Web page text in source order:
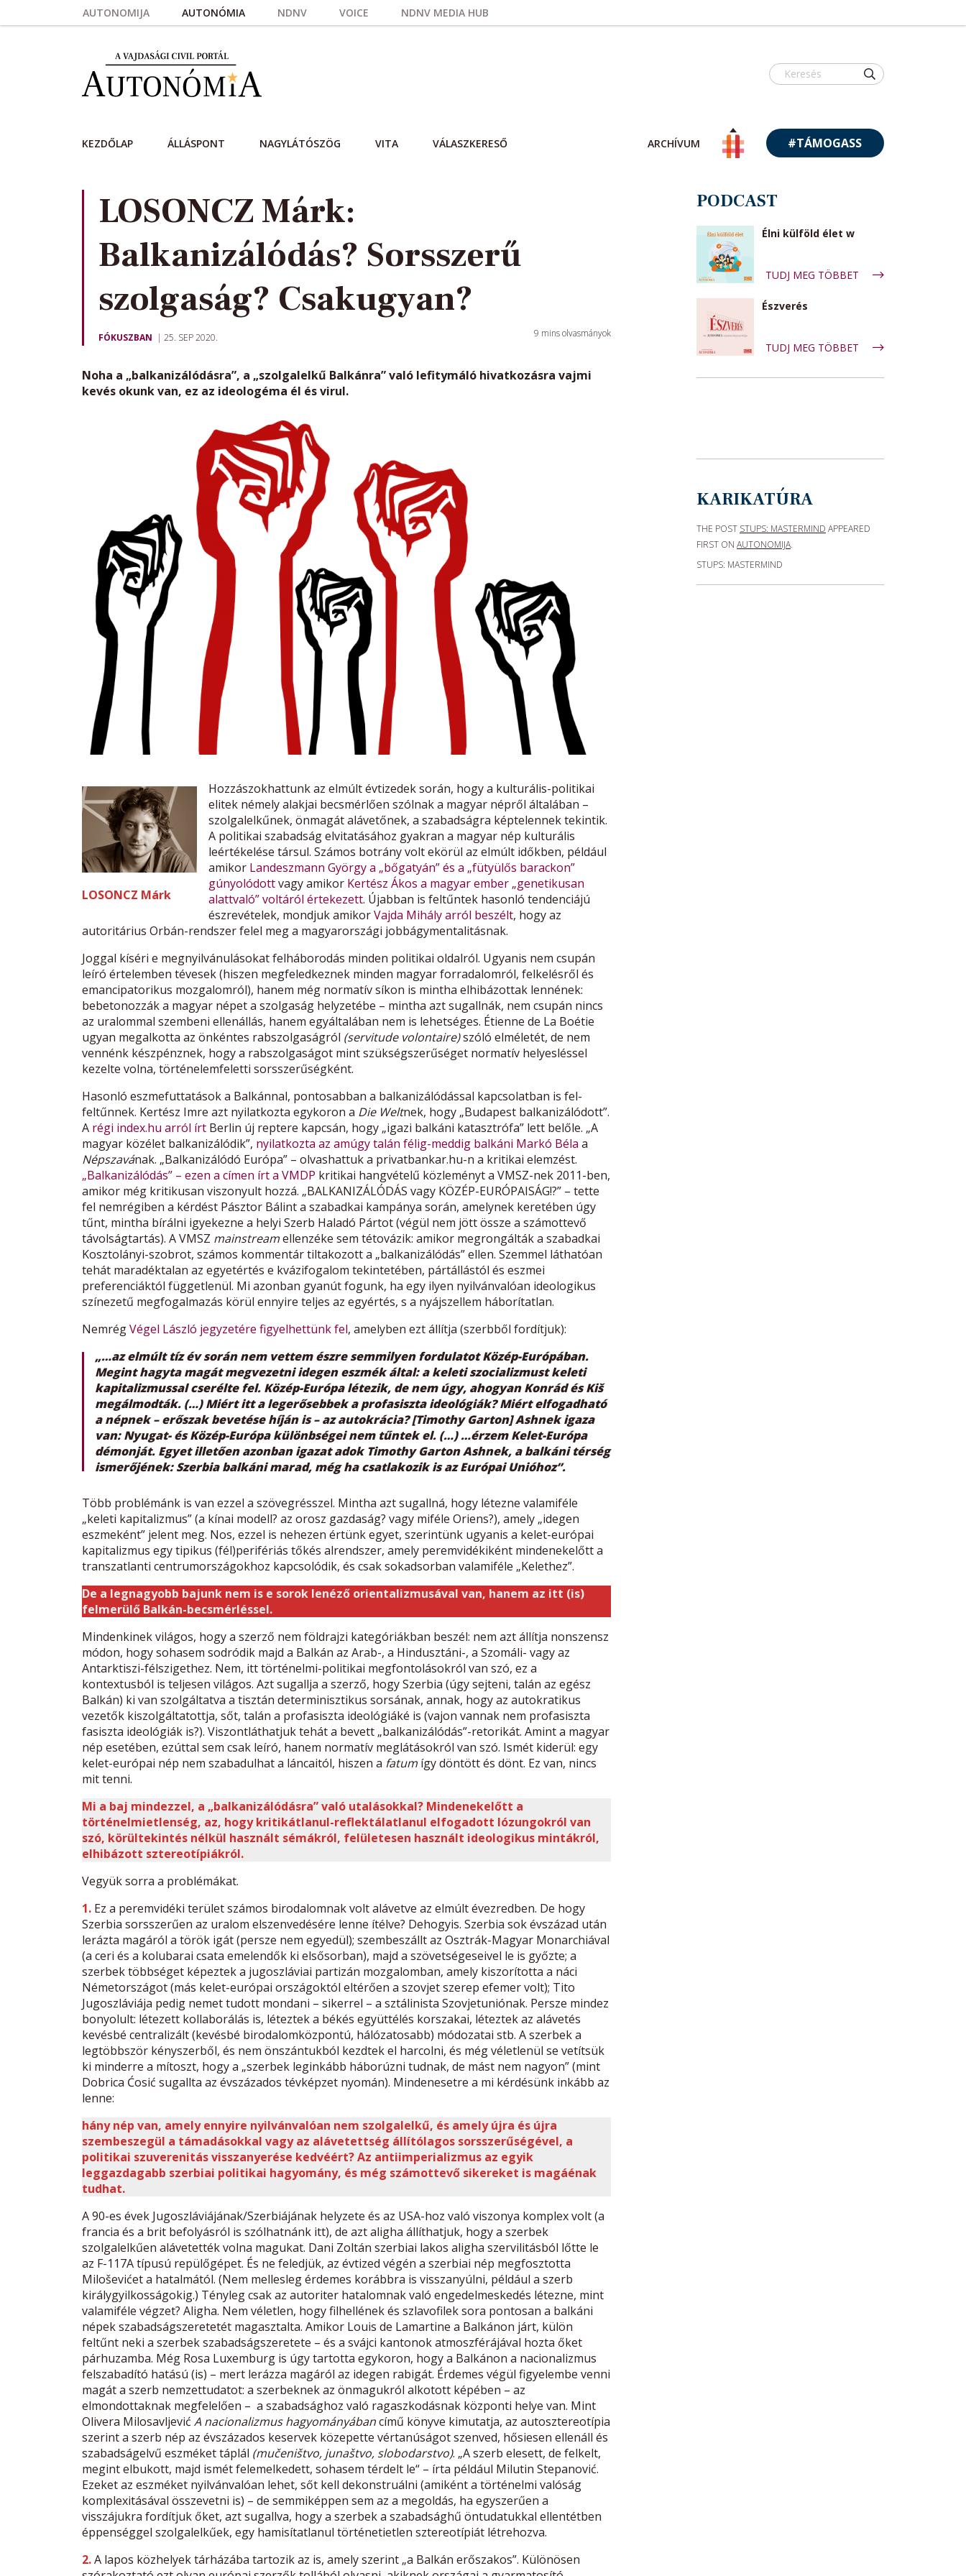
Skip to main contentAUTONOMIJA AUTONÓMIA NDNV VOICE NDNV MEDIA HUB
KEZDŐLAP ÁLLÁSPONT NAGYLÁTÓSZÖG VITA VÁLASZKERESŐ ARCHÍVUM #TÁMOGASS
LOSONCZ Márk:
Balkanizálódás? Sorsszerű
szolgaság? Csakugyan?
FÓKUSZBAN 25. SEP 2020. 9 mins olvasmányok
Noha a „balkanizálódásra”, a „szolgalelkű Balkánra” való lefitymáló hivatkozásra vajmi
kevés okunk van, ez az ideologéma él és virul.
LOSONCZ Márk
Hozzászokhattunk az elmúlt évtizedek során, hogy a kulturális-politikai
elitek némely alakjai becsmérlően szólnak a magyar népről általában –
szolgalelkűnek, önmagát alávetőnek, a szabadságra képtelennek tekintik.
A politikai szabadság elvitatásához gyakran a magyar nép kulturális
leértékelése társul. Számos botrány volt ekörül az elmúlt időkben, például
amikor Landeszmann György a „bőgatyán” és a „fütyülős barackon”
gúnyolódottvagy amikor Kertész Ákos a magyar ember „genetikusan
alattvaló” voltáról értekezett. Újabban is feltűntek hasonló tendenciájú
észrevételek, mondjuk amikorVajda Mihály arról beszélt, hogy az
autoritárius Orbán-rendszer felel meg a magyarországi jobbágymentalitásnak.
Joggal kíséri e megnyilvánulásokat felháborodás minden politikai oldalról. Ugyanis nem csupán
leíró értelemben tévesek (hiszen megfeledkeznek minden magyar forradalomról, felkelésről és
emancipatorikus mozgalomról), hanem még normatív síkon is mintha elhibázottak lennének:
bebetonozzák a magyar népet a szolgaság helyzetébe – mintha azt sugallnák, nem csupán nincs
az uralommal szembeni ellenállás, hanem egyáltalában nem is lehetséges. Étienne de La Boétie
ugyan megalkotta az önkéntes rabszolgaságról (servitude volontaire)szóló elméletét, de nem
vennénk készpénznek, hogy a rabszolgaságot mint szükségszerűséget normatív helyesléssel
kezelte volna, történelemfeletti sorsszerűségként.
Hasonló eszmefuttatások a Balkánnal, pontosabban a balkanizálódással kapcsolatban is fel-
feltűnnek. Kertész Imre azt nyilatkozta egykoron a Die Weltnek, hogy „Budapest balkanizálódott”.
A régi index.hu arról írt Berlin új reptere kapcsán, hogy „igazi balkáni katasztrófa” lett belőle. „A
magyar közélet balkanizálódik”, nyilatkozta az amúgy talán félig-meddig balkáni Markó Béla a
Népszavának. „Balkanizálódó Európa” – olvashattuk a privatbankar.hu-n a kritikai elemzést.
„Balkanizálódás” – ezen a címen írt a VMDP kritikai hangvételű közleményt a VMSZ-nek 2011-ben,
amikor még kritikusan viszonyult hozzá. „BALKANIZÁLÓDÁS vagy KÖZÉP-EURÓPAISÁG!?” – tette
fel nemrégiben a kérdést Pásztor Bálint a szabadkai kampánya során, amelynek keretében úgy
tűnt, mintha bírálni igyekezne a helyi Szerb Haladó Pártot (végül nem jött össze a számottevő
távolságtartás). A VMSZ mainstreamellenzéke sem tétovázik: amikor megrongálták a szabadkai
Kosztolányi-szobrot, számos kommentár tiltakozott a „balkanizálódás” ellen. Szemmel láthatóan
tehát maradéktalan az egyetértés e kvázifogalom tekintetében, pártállástól és eszmei
preferenciáktól függetlenül. Mi azonban gyanút fogunk, ha egy ilyen nyilvánvalóan ideologikus
színezetű megfogalmazás körül ennyire teljes az egyértés, s a nyájszellem háborítatlan.
NemrégVégel László jegyzetére figyelhettünk fel, amelyben ezt állítja (szerbből fordítjuk):
„…az elmúlt tíz év során nem vettem észre semmilyen fordulatot Közép-Európában.
Megint hagyta magát megvezetni idegen eszmék által: a keleti szocializmust keleti
kapitalizmussal cserélte fel. Közép-Európa létezik, de nem úgy, ahogyan Konrád és Kiš
megálmodták. (…) Miért itt a legerősebbek a profasiszta ideológiák? Miért elfogadható
a népnek – erőszak bevetése híján is – az autokrácia? [Timothy Garton] Ashnek igaza
van: Nyugat- és Közép-Európa különbségei nem tűntek el. (…) …érzem Kelet-Európa
démonját. Egyet illetően azonban igazat adok Timothy Garton Ashnek, a balkáni térség
ismerőjének: Szerbia balkáni marad, még ha csatlakozik is az Európai Unióhoz”.
Több problémánk is van ezzel a szövegrésszel. Mintha azt sugallná, hogy létezne valamiféle
„keleti kapitalizmus” (a kínai modell? az orosz gazdaság? vagy miféle Oriens?), amely „idegen
eszmeként” jelent meg. Nos, ezzel is nehezen értünk egyet, szerintünk ugyanis a kelet-európai
kapitalizmus egy tipikus (fél)perifériás tőkés alrendszer, amely peremvidékiként mindenekelőtt a
transzatlanti centrumországokhoz kapcsolódik, és csak sokadsorban valamiféle „Kelethez”.
De a legnagyobb bajunk nem is e sorok lenéző orientalizmusával van, hanem az itt (is)
felmerülő Balkán-becsmérléssel.
Mindenkinek világos, hogy a szerző nem földrajzi kategóriákban beszél: nem azt állítja nonszensz
módon, hogy sohasem sodródik majd a Balkán az Arab-, a Hindusztáni-, a Szomáli- vagy az
Antarktiszi-félszigethez. Nem, itt történelmi-politikai megfontolásokról van szó, ez a
kontextusból is teljesen világos. Azt sugallja a szerző, hogy Szerbia (úgy sejteni, talán az egész
Balkán) ki van szolgáltatva a tisztán determinisztikus sorsának, annak, hogy az autokratikus
vezetők kiszolgáltatottja, sőt, talán a profasiszta ideológiáké is (vajon vannak nem profasiszta
fasiszta ideológiák is?). Viszontláthatjuk tehát a bevett „balkanizálódás”-retorikát. Amint a magyar
nép esetében, ezúttal sem csak leíró, hanem normatív meglátásokról van szó. Ismét kiderül: egy
kelet-európai nép nem szabadulhat a láncaitól, hiszen a fatum így döntött és dönt. Ez van, nincs
mit tenni.
Mi a baj mindezzel, a „balkanizálódásra” való utalásokkal? Mindenekelőtt a
történelmietlenség, az, hogy kritikátlanul-reflektálatlanul elfogadott lózungokról van
szó, körültekintés nélkül használt sémákról, felületesen használt ideologikus mintákról,
elhibázott sztereotípiákról.
Vegyük sorra a problémákat.
1. Ez a peremvidéki terület számos birodalomnak volt alávetve az elmúlt évezredben. De hogy
Szerbia sorsszerűen az uralom elszenvedésére lenne ítélve? Dehogyis. Szerbia sok évszázad után
lerázta magáról a török igát (persze nem egyedül); szembeszállt az Osztrák-Magyar Monarchiával
(a ceri és a kolubarai csata emelendők ki elsősorban), majd a szövetségeseivel le is győzte; a
szerbek többséget képeztek a jugoszláviai partizán mozgalomban, amely kiszorította a náci
Németországot (más kelet-európai országoktól eltérően a szovjet szerep efemer volt); Tito
Jugoszláviája pedig nemet tudott mondani – sikerrel – a sztálinista Szovjetuniónak. Persze mindez
bonyolult: létezett kollaborálás is, léteztek a békés együttélés korszakai, léteztek az alávetés
kevésbé centralizált (kevésbé birodalomközpontú, hálózatosabb) módozatai stb. A szerbek a
legtöbbször kényszerből, és nem önszántukból kezdtek el harcolni, és még véletlenül se vetítsük
ki minderre a mítoszt, hogy a „szerbek leginkább háborúzni tudnak, de mást nem nagyon” (mint
Dobrica Ćosić sugallta az évszázados tévképzet nyomán). Mindenesetre a mi kérdésünk inkább az
lenne:
hány nép van, amely ennyire nyilvánvalóan nem szolgalelkű, és amely újra és újra
szembeszegül a támadásokkal vagy az alávetettség állítólagos sorsszerűségével, a
politikai szuverenitás visszanyerése kedvéért? Az antiimperializmus az egyik
leggazdagabb szerbiai politikai hagyomány, és még számottevő sikereket is magáénak
tudhat.
A 90-es évek Jugoszláviájának/Szerbiájának helyzete és az USA-hoz való viszonya komplex volt (a
francia és a brit befolyásról is szólhatnánk itt), de azt aligha állíthatjuk, hogy a szerbek
szolgalelkűen alávetették volna magukat. Dani Zoltán szerbiai lakos aligha szervilitásból lőtte le
az F-117A típusú repülőgépet. És ne feledjük, az évtized végén a szerbiai nép megfosztotta
Miloševićet a hatalmától. (Nem mellesleg érdemes korábbra is visszanyúlni, például a szerb
királygyilkosságokig.) Tényleg csak az autoriter hatalomnak való engedelmeskedés létezne, mint
valamiféle végzet? Aligha. Nem véletlen, hogy filhellének és szlavofilek sora pontosan a balkáni
népek szabadságszeretetét magasztalta. Amikor Louis de Lamartine a Balkánon járt, külön
feltűnt neki a szerbek szabadságszeretete – és a svájci kantonok atmoszférájával hozta őket
párhuzamba. Még Rosa Luxemburg is úgy tartotta egykoron, hogy a Balkánon a nacionalizmus
felszabadító hatású (is) – mert lerázza magáról az idegen rabigát. Érdemes végül figyelembe venni
magát a szerb nemzettudatot: a szerbeknek az önmagukról alkotott képében – az
elmondottaknak megfelelően – a szabadsághoz való ragaszkodásnak központi helye van. Mint
Olivera Milosavljević A nacionalizmus hagyományábancímű könyve kimutatja, az autosztereotípia
szerint a szerb nép az évszázados keservek közepette vértanúságot szenved, hősiesen ellenáll és
szabadságelvű eszméket táplál (mučeništvo, junaštvo, slobodarstvo). „A szerb elesett, de felkelt,
megint elbukott, majd ismét felemelkedett, sohasem térdelt le“ – írta például Milutin Stepanović.
Ezeket az eszméket nyilvánvalóan lehet, sőt kell dekonstruálni (amiként a történelmi valóság
komplexitásával összevetni is) – de semmiképpen sem az a megoldás, ha egyszerűen a
visszájukra fordítjuk őket, azt sugallva, hogy a szerbek a szabadsághű öntudatukkal ellentétben
éppenséggel szolgalelkűek, egy hamisítatlanul történetietlen sztereotípiát létrehozva.
2.A lapos közhelyek tárházába tartozik az is, amely szerint „a Balkán erőszakos”. Különösen
PODCAST
Élni külföld élet w
TUDJ MEG TÖBBET
Észverés
TUDJ MEG TÖBBET
KARIKATÚRA
THE POST STUPS: MASTERMIND APPEARED
FIRST ON AUTONOMIJA.
STUPS: MASTERMIND